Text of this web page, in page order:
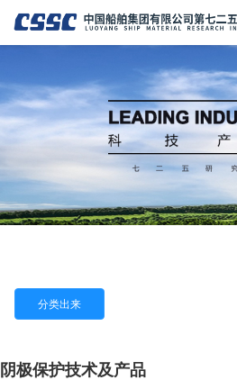
分类出来
阴极保护技术及产品